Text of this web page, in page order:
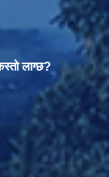
लाग्छ?